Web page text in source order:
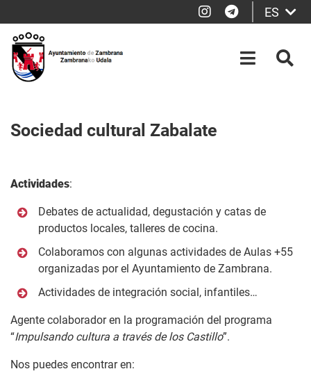
Instagram
Telegram
ES
OPEN-
Sociedad cultural Zabalate
Actividades:
Debates de actualidad, degustación y catas de
productos locales, talleres de cocina.
Colaboramos con algunas actividades de Aulas +55
organizadas por el Ayuntamiento de Zambrana.
Actividades de integración social, infantiles…
Agente colaborador en la programación del programa
“Impulsando cultura a través de los Castillo”.
Nos puedes encontrar en: